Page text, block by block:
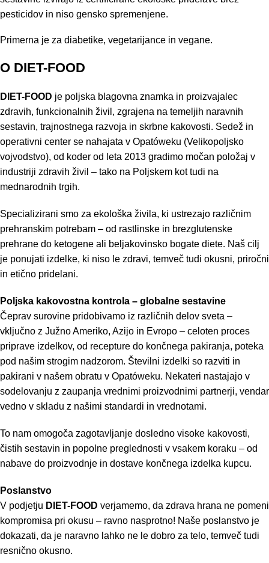
pesticidov in niso gensko spremenjene.
Primerna je za diabetike, vegetarijance in vegane.
O DIET-FOOD
DIET-FOOD je poljska blagovna znamka in proizvajalec
zdravih, funkcionalnih živil, zgrajena na temeljih naravnih
sestavin, trajnostnega razvoja in skrbne kakovosti. Sedež in
operativni center se nahajata v Opatóweku (Velikopoljsko
vojvodstvo), od koder od leta 2013 gradimo močan položaj v
industriji zdravih živil – tako na Poljskem kot tudi na
mednarodnih trgih.
Specializirani smo za ekološka živila, ki ustrezajo različnim
prehranskim potrebam – od rastlinske in brezglutenske
prehrane do ketogene ali beljakovinsko bogate diete. Naš cilj
je ponujati izdelke, ki niso le zdravi, temveč tudi okusni, priročni
in etično pridelani.
Poljska kakovostna kontrola – globalne sestavine
Čeprav surovine pridobivamo iz različnih delov sveta –
vključno z Južno Ameriko, Azijo in Evropo – celoten proces
priprave izdelkov, od recepture do končnega pakiranja, poteka
pod našim strogim nadzorom. Številni izdelki so razviti in
pakirani v našem obratu v Opatóweku. Nekateri nastajajo v
sodelovanju z zaupanja vrednimi proizvodnimi partnerji, vendar
vedno v skladu z našimi standardi in vrednotami.
To nam omogoča zagotavljanje dosledno visoke kakovosti,
čistih sestavin in popolne preglednosti v vsakem koraku – od
nabave do proizvodnje in dostave končnega izdelka kupcu.
Poslanstvo
V podjetju DIET-FOOD verjamemo, da zdrava hrana ne pomeni
kompromisa pri okusu – ravno nasprotno! Naše poslanstvo je
dokazati, da je naravno lahko ne le dobro za telo, temveč tudi
resnično okusno.